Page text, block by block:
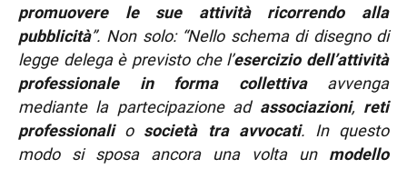
promuovere le sue attività ricorrendo alla
pubblicità”. Non solo: “Nello schema di disegno di
legge delega è previsto che l’esercizio dell’attività
professionale in forma collettivaavvenga
mediante la partecipazione ad associazioni, reti
professionalio società tra avvocati. In questo
modo si sposa ancora una volta un modello